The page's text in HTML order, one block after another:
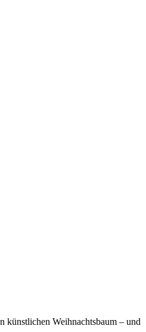
künstlichen Weihnachtsbaum – und